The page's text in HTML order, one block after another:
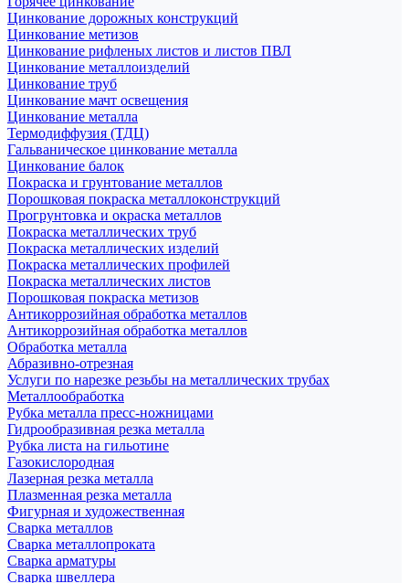
Цинкование дорожных конструкций
Цинкование метизов
Цинкование рифленых листов и листов ПВЛ
Цинкование металлоизделий
Цинкование труб
Цинкование мачт освещения
Цинкование металла
Термодиффузия (ТДЦ)
Гальваническое цинкование металла
Цинкование балок
Покраска и грунтование металлов
Порошковая покраска металлоконструкций
Прогрунтовка и окраска металлов
Покраска металлических труб
Покраска металлических изделий
Покраска металлических профилей
Покраска металлических листов
Порошковая покраска метизов
Антикоррозийная обработка металлов
Антикоррозийная обработка металлов
Обработка металла
Абразивно-отрезная
Услуги по нарезке резьбы на металлических трубах
Металлообработка
Рубка металла пресс-ножницами
Гидрообразивная резка металла
Рубка листа на гильотине
Газокислородная
Лазерная резка металла
Плазменная резка металла
Фигурная и художественная
Сварка металлов
Сварка металлопроката
Сварка арматуры
Сварка швеллера